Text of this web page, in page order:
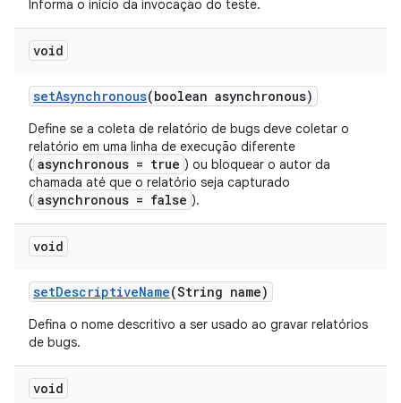
Informa o início da invocação do teste.
void
setAsynchronous(boolean asynchronous)
Define se a coleta de relatório de bugs deve coletar o
relatório em uma linha de execução diferente
( asynchronous = true ) ou bloquear o autor da
chamada até que o relatório seja capturado
( asynchronous = false ).
void
setDescriptiveName(String name)
Defina o nome descritivo a ser usado ao gravar relatórios
de bugs.
void